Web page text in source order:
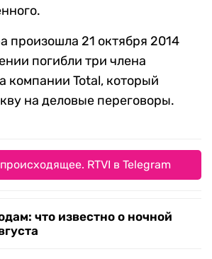
произошла 21 октября 2014
погибли три члена
компании Total, который
на деловые переговоры.
RTVI в Telegram
что известно о ночной